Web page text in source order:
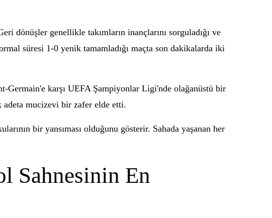
dönüşler genellikle takımların inançlarını sorguladığı ve
süresi 1-0 yenik tamamladığı maçta son dakikalarda iki
Germain'e karşı UEFA Şampiyonlar Ligi'nde olağanüstü bir
adeta mucizevi bir zafer elde etti.
bir yansıması olduğunu gösterir. Sahada yaşanan her
Sahnesinin En